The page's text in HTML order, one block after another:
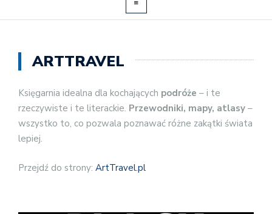
ARTTRAVEL
Księgarnia idealna dla kochających podróże – i te
rzeczywiste i te literackie. Przewodniki, mapy, atlasy –
wszystko to, co pozwala poznawać różne zakątki świata
lepiej.
Przejdź do strony: ArtTravel.pl